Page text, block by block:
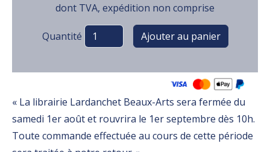
dont TVA, expédition non comprise
Variations
Quantité
« La librairie Lardanchet Beaux-Arts sera fermée du
samedi 1er août et rouvrira le 1er septembre dès 10h.
Toute commande effectuée au cours de cette période